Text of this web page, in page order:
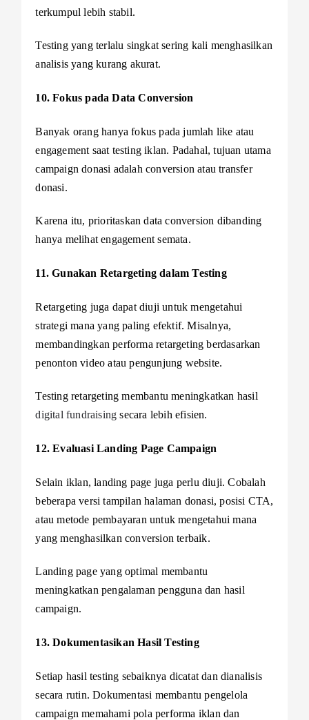
terkumpul lebih stabil.
Testing yang terlalu singkat sering kali menghasilkan
analisis yang kurang akurat.
10. Fokus pada Data Conversion
Banyak orang hanya fokus pada jumlah like atau
engagement saat testing iklan. Padahal, tujuan utama
campaign donasi adalah conversion atau transfer
donasi.
Karena itu, prioritaskan data conversion dibanding
hanya melihat engagement semata.
11. Gunakan Retargeting dalam Testing
Retargeting juga dapat diuji untuk mengetahui
strategi mana yang paling efektif. Misalnya,
membandingkan performa retargeting berdasarkan
penonton video atau pengunjung website.
Testing retargeting membantu meningkatkan hasil
digital fundraising secara lebih efisien.
12. Evaluasi Landing Page Campaign
Selain iklan, landing page juga perlu diuji. Cobalah
beberapa versi tampilan halaman donasi, posisi CTA,
atau metode pembayaran untuk mengetahui mana
yang menghasilkan conversion terbaik.
Landing page yang optimal membantu
meningkatkan pengalaman pengguna dan hasil
campaign.
13. Dokumentasikan Hasil Testing
Setiap hasil testing sebaiknya dicatat dan dianalisis
secara rutin. Dokumentasi membantu pengelola
campaign memahami pola performa iklan dan